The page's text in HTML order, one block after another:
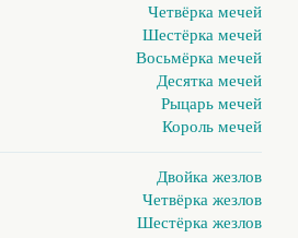
Четвёрка мечей
Шестёрка мечей
Восьмёрка мечей
Десятка мечей
Рыцарь мечей
Король мечей
Двойка жезлов
Четвёрка жезлов
Шестёрка жезлов